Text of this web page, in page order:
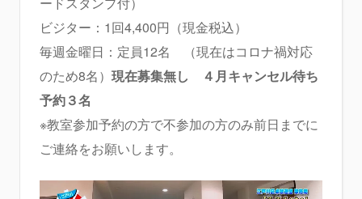
ビジター：1回4,400円（現金税込）
毎週金曜日：定員12名 （現在はコロナ禍対応
のため8名） 現在募集無し ４月キャンセル待ち
予約３名
※教室参加予約の方で不参加の方のみ前日までに
ご連絡をお願いします。